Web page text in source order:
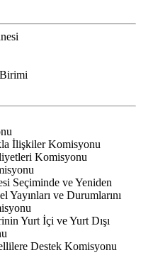
İlişkiler Komisyonu
Komisyonu
Seçiminde ve Yeniden
Yayınları ve Durumlarını
Yurt İçi ve Yurt Dışı
Destek Komisyonu